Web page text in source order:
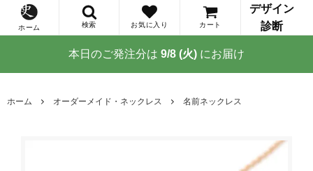
ホーム 検索 お気に入り カート
デザイン
診断
本日のご発注分は 9/8 (火) にお届け
ホーム オーダーメイド・ネックレス 名前ネックレス